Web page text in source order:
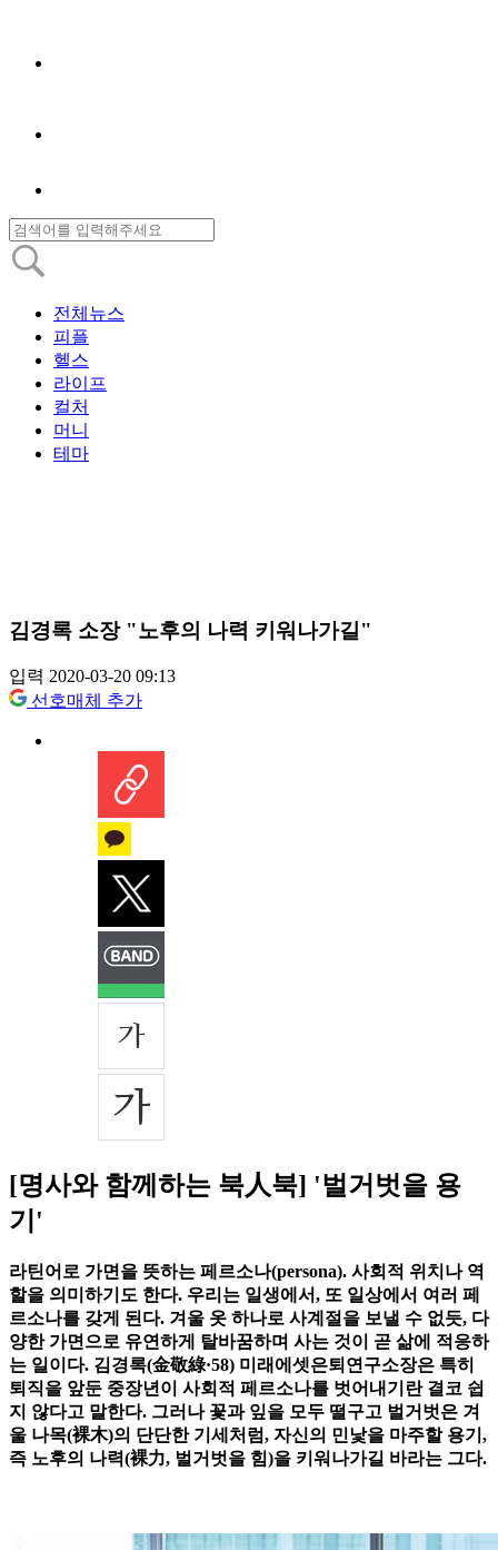
전체뉴스
피플
헬스
라이프
컬처
머니
테마
김경록 소장 "노후의 나력 키워나가길"
입력 2020-03-20 09:13
선호매체 추가
[명사와 함께하는 북人북] '벌거벗을 용
기'
라틴어로 가면을 뜻하는 페르소나(persona). 사회적 위치나 역
할을 의미하기도 한다. 우리는 일생에서, 또 일상에서 여러 페
르소나를 갖게 된다. 겨울 옷 하나로 사계절을 보낼 수 없듯, 다
양한 가면으로 유연하게 탈바꿈하며 사는 것이 곧 삶에 적응하
는 일이다. 김경록(金敬綠·58) 미래에셋은퇴연구소장은 특히
퇴직을 앞둔 중장년이 사회적 페르소나를 벗어내기란 결코 쉽
지 않다고 말한다. 그러나 꽃과 잎을 모두 떨구고 벌거벗은 겨
울 나목(裸木)의 단단한 기세처럼, 자신의 민낯을 마주할 용기,
즉 노후의 나력(裸力, 벌거벗을 힘)을 키워나가길 바라는 그다.